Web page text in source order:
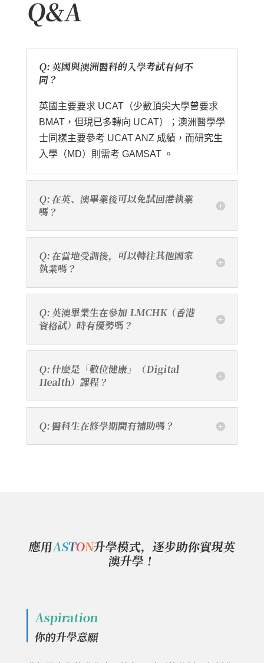
Q&A
Q: 英國與澳洲醫科的入學考試有何不
同？
英國主要要求 UCAT（少數頂尖大學曾要求
BMAT，但現已多轉向 UCAT）；澳洲醫學學
士同樣主要參考 UCAT ANZ 成績，而研究生
入學（MD）則需考 GAMSAT 。
Q: 在英、澳畢業後可以免試回港執業
嗎？
Q: 在當地受訓後，可以轉往其他國家
執業嗎？
Q: 英澳畢業生在參加 LMCHK（香港
資格試）時有優勢嗎？
Q: 什麼是「數位健康」（Digital
Health）課程？
Q: 醫科生在修學期間有補助嗎？
應用ASTON升學模式，逐步助你實現英
澳升學！
Aspiration
你的升學意願